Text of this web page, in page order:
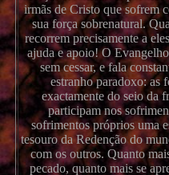
irmãs de Cristo que sofrem
sua força sobrenatural.
recorrem precisamente a
ajuda e apoio! O
sem cessar, e fala
estranho paradoxo: as
exactamente do seio da
participam nos
sofrimentos próprios uma
tesouro da Redenção do
com os outros. Quanto
pecado, quanto mais se